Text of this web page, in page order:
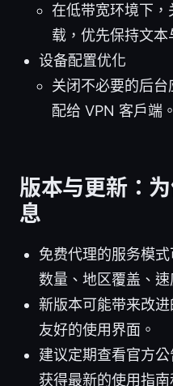
在低带宽环境下
载，优先保持文本
设备配置优化
关闭不必要的后
配给 VPN 客户端。
版本与更新：
息
免费代理的服务模
数量、地区覆盖、速
新版本可能带来改
友好的使用界面。
建议定期查看官方
获得最新的使用指南